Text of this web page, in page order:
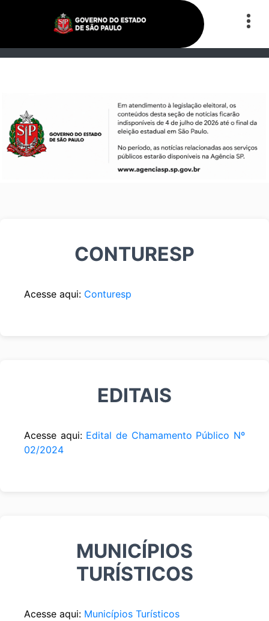
CONTURESP
Acesse aqui: Conturesp
EDITAIS
Acesse aqui: Edital de Chamamento Público Nº
02/2024
MUNICÍPIOS
TURÍSTICOS
Acesse aqui: Municípios Turísticos